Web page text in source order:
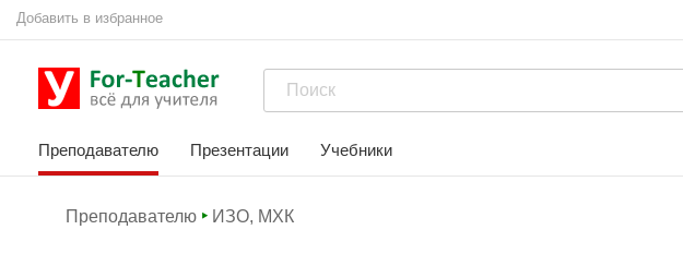
Добавить в избранное
Преподавателю Презентации Учебники
Преподавателю ИЗО, МХК